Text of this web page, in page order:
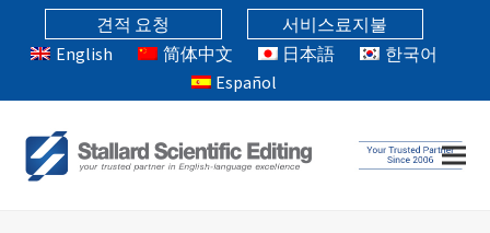
견적 요청
서비스료지불
English
简体中文 日本語
한국어
Español